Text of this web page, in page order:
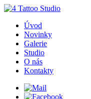
Úvod
Novinky
Galerie
Studio
O nás
Kontakty